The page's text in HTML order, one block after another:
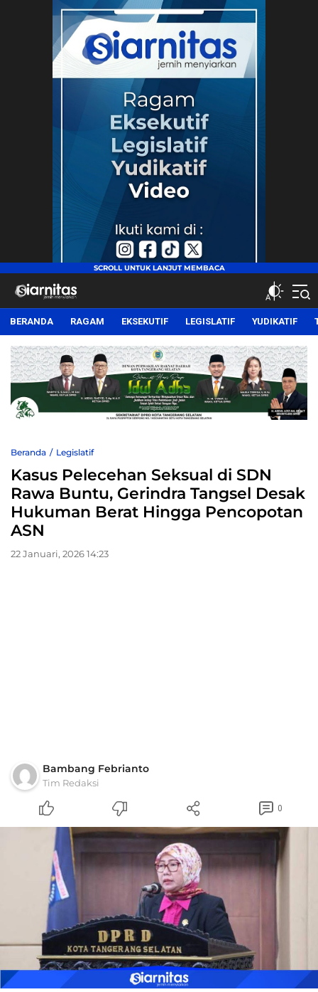
siarnitas
Jernih Menyiarkan
BERANDA RAGAM EKSEKUTIF LEGISLATIF YUDIKATIF
Beranda Legislatif
Kasus Pelecehan Seksual di SDN
Rawa Buntu, Gerindra Tangsel Desak
Hukuman Berat Hingga Pencopotan
ASN
22 Januari, 2026 14:23
Bambang Febrianto
Tim Redaksi
0